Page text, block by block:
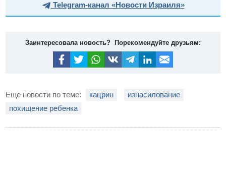
Telegram-канал «Новости Израиля»
Заинтересовала новость? Порекомендуйте друзьям:
Еще новости по теме: кацрин
изнасилование
похищение ребенка